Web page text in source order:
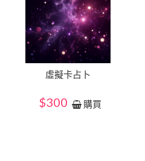
虛擬卡占卜
$300 購買